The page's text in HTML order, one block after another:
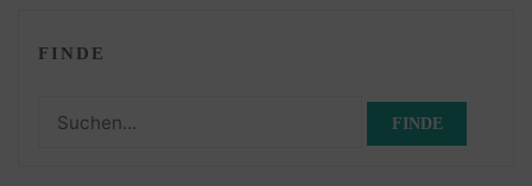
FINDE
Suchen